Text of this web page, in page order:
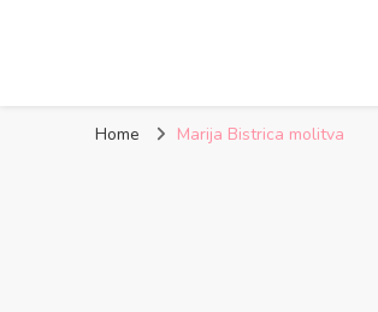
Molitve
Svete katoličke molitve – Jutarnja
Home Marija Bistrica molitva